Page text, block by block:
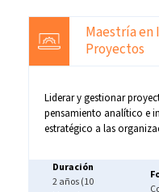
Maestría en
Proyectos
Liderar y gestionar
pensamiento analítico e
estratégico a las
Duración
2 años (10